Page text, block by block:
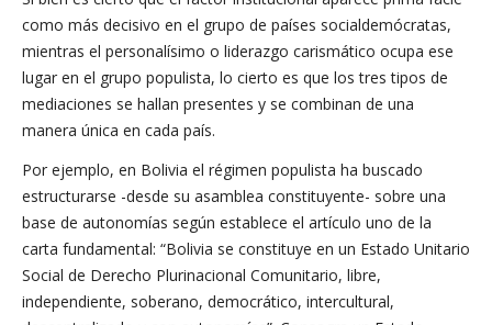
como más decisivo en el grupo de países socialdemócratas,
mientras el personalísimo o liderazgo carismático ocupa ese
lugar en el grupo populista, lo cierto es que los tres tipos de
mediaciones se hallan presentes y se combinan de una
manera única en cada país.
Por ejemplo, en Bolivia el régimen populista ha buscado
estructurarse -desde su asamblea constituyente- sobre una
base de autonomías según establece el artículo uno de la
carta fundamental: “Bolivia se constituye en un Estado Unitario
Social de Derecho Plurinacional Comunitario, libre,
independiente, soberano, democrático, intercultural,